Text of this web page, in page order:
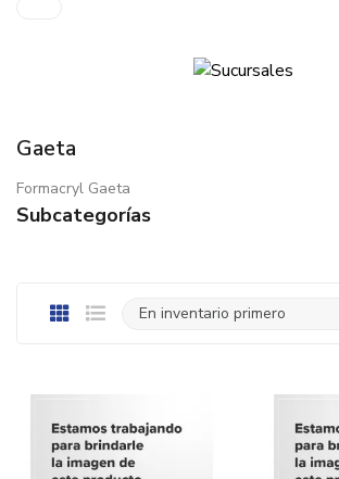
Gaeta
Formacryl Gaeta
Subcategorías
En inventario primero